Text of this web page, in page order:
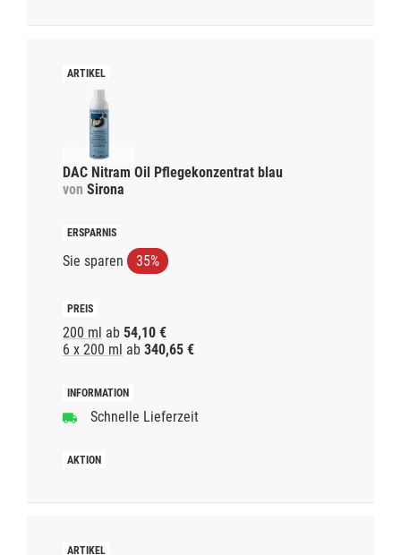
DAC Nitram Oil Pflegekonzentrat blau
von Sirona
Sie sparen 35%
200 ml ab 54,10 €
6 x 200 ml ab 340,65 €
Schnelle Lieferzeit